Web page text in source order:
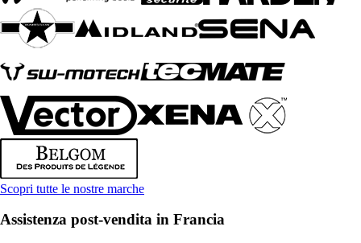
Scopri tutte le nostre marche
Assistenza post-vendita in Francia